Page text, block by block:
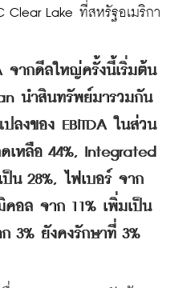
Clear Lake ที่สหรัฐอเมริกา
จากดีลใหญ่ครั้งนี้เริ่มต้น
นำสินทรัพย์มารวมกัน
ปลงของ EBITDA ในส่วน
เหลือ 44%, Integrated
ป็น 28%, ไฟเบอร์ จาก
คอล จาก 11% เพิ่มเป็น
3% ยังคงรักษาที่
3%